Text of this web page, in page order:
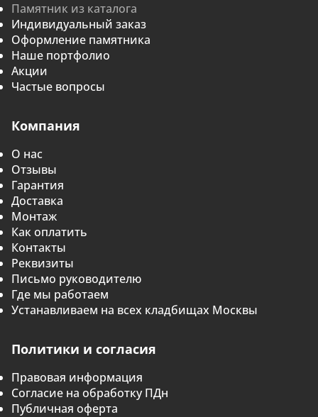
Памятник из каталога
Индивидуальный заказ
Оформление памятника
Наше портфолио
Акции
Частые вопросы
Компания
О нас
Отзывы
Гарантия
Доставка
Монтаж
Как оплатить
Контакты
Реквизиты
Письмо руководителю
Где мы работаем
Устанавливаем на всех кладбищах Москвы
Политики и согласия
Правовая информация
Согласие на обработку ПДн
Публичная оферта